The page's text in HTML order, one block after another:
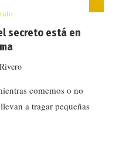
secreto está en
comemos o no
a tragar pequeñas